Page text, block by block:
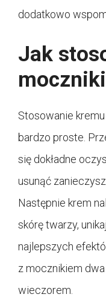
dodatkowo
Jak
Stosowanie
bardzo proste.
się dokładne
usunąć
Następnie krem
skórę twarzy,
najlepszych
z mocznikiem
wieczorem.